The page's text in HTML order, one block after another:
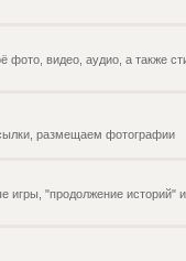
видео, аудио, а также
размещаем фотографии
игры, "продолжение историй"